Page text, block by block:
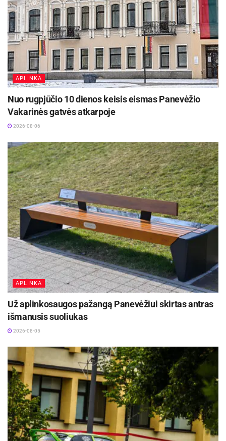
APLINKA
Nuo rugpjūčio 10 dienos keisis eismas Panevėžio
Vakarinės gatvės atkarpoje
2026-08-06
APLINKA
Už aplinkosaugos pažangą Panevėžiui skirtas antras
išmanusis suoliukas
2026-08-05